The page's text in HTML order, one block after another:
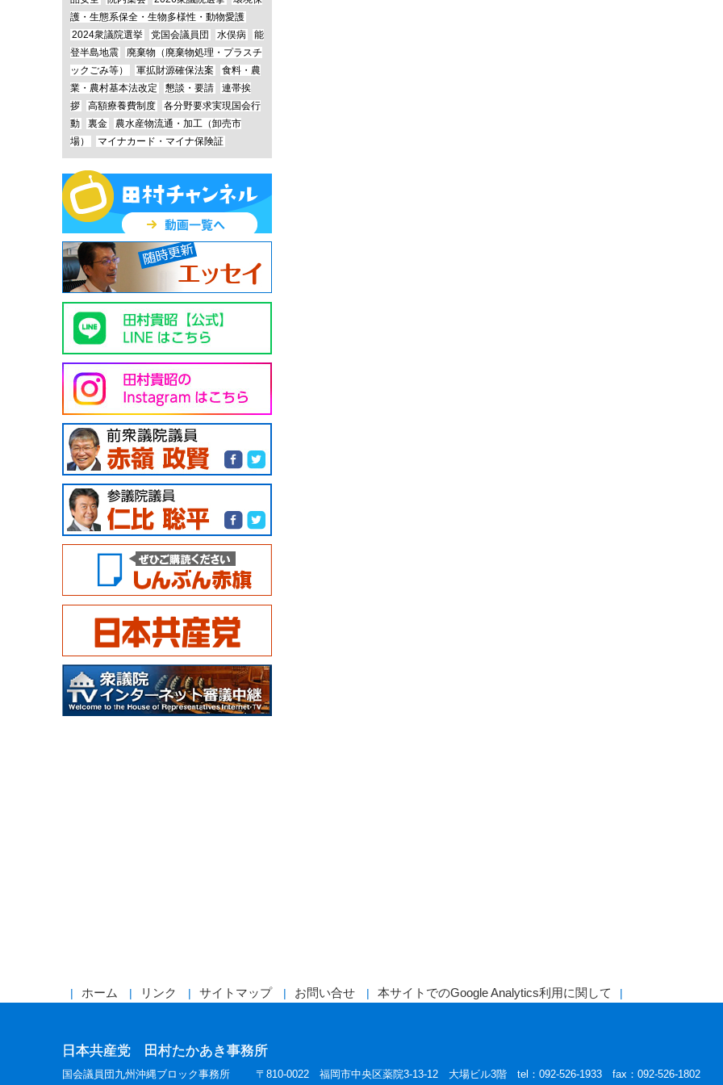
護・生態系保全・生物多様性・動物愛護
2024衆議院選挙
党国会議員団 水俣病
能
登半島地震
廃棄物（廃棄物処理・プラスチ
ックごみ等）
軍拡財源確保法案
食料・農
業・農村基本法改定
懇談・要請
連帯挨
拶
高額療養費制度
各分野要求実現国会行
動
裏金
農水産物流通・加工（卸売市
場）
マイナカード・マイナ保険証
ホーム リンク サイトマップ お問い合せ 本サイトでのGoogle Analytics利用に関して
日本共産党 田村たかあき事務所
国会議員団九州沖縄ブロック事務所 〒810-0022 福岡市中央区薬院3-13-12 大場ビル3階 tel：092-526-1933 fax：092-526-1802